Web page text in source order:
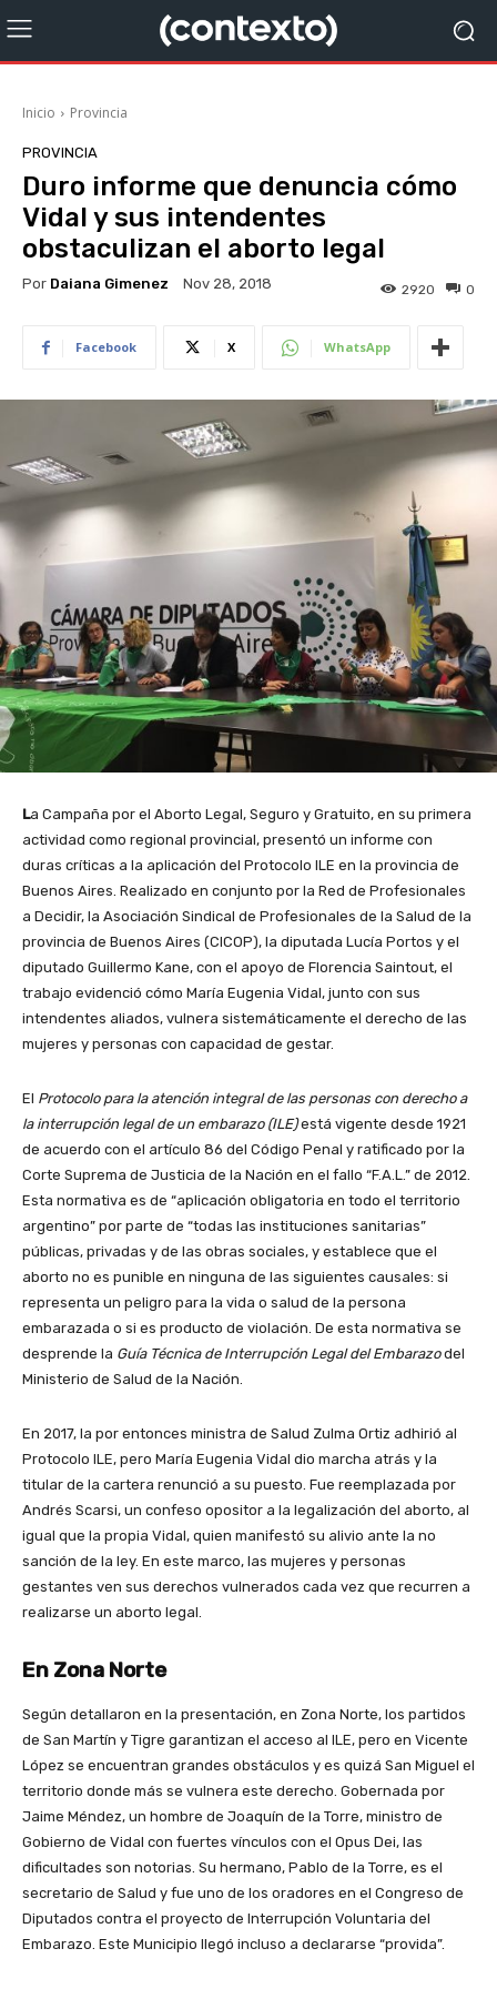
Inicio Provincia
PROVINCIA
Duro informe que denuncia cómo
Vidal y sus intendentes
obstaculizan el aborto legal
Por Daiana Gimenez Nov 28, 2018 0
2920
Facebook X WhatsApp
La Campaña por el Aborto Legal, Seguro y Gratuito, en su primera
actividad como regional provincial, presentó un informe con
duras críticas a la aplicación del Protocolo ILE en la provincia de
Buenos Aires. Realizado en conjunto por la Red de Profesionales
a Decidir, la Asociación Sindical de Profesionales de la Salud de la
provincia de Buenos Aires (CICOP), la diputada Lucía Portos y el
diputado Guillermo Kane, con el apoyo de Florencia Saintout, el
trabajo evidenció cómo María Eugenia Vidal, junto con sus
intendentes aliados, vulnera sistemáticamente el derecho de las
mujeres y personas con capacidad de gestar.
El Protocolo para la atención integral de las personas con derecho a
la interrupción legal de un embarazo (ILE)está vigente desde 1921
de acuerdo con el artículo 86 del Código Penal y ratificado por la
Corte Suprema de Justicia de la Nación en el fallo “F.A.L.” de 2012.
Esta normativa es de “aplicación obligatoria en todo el territorio
argentino” por parte de “todas las instituciones sanitarias”
públicas, privadas y de las obras sociales, y establece que el
aborto no es punible en ninguna de las siguientes causales: si
representa un peligro para la vida o salud de la persona
embarazada o si es producto de violación. De esta normativa se
desprende la Guía Técnica de Interrupción Legal del Embarazodel
Ministerio de Salud de la Nación.
En 2017, la por entonces ministra de Salud Zulma Ortiz adhirió al
Protocolo ILE, pero María Eugenia Vidal dio marcha atrás y la
titular de la cartera renunció a su puesto. Fue reemplazada por
Andrés Scarsi, un confeso opositor a la legalización del aborto, al
igual que la propia Vidal, quien manifestó su alivio ante la no
sanción de la ley. En este marco, las mujeres y personas
gestantes ven sus derechos vulnerados cada vez que recurren a
realizarse un aborto legal.
En Zona Norte
Según detallaron en la presentación, en Zona Norte, los partidos
de San Martín y Tigre garantizan el acceso al ILE, pero en Vicente
López se encuentran grandes obstáculos y es quizá San Miguel el
territorio donde más se vulnera este derecho. Gobernada por
Jaime Méndez, un hombre de Joaquín de la Torre, ministro de
Gobierno de Vidal con fuertes vínculos con el Opus Dei, las
dificultades son notorias. Su hermano, Pablo de la Torre, es el
secretario de Salud y fue uno de los oradores en el Congreso de
Diputados contra el proyecto de Interrupción Voluntaria del
Embarazo. Este Municipio llegó incluso a declararse “provida”.